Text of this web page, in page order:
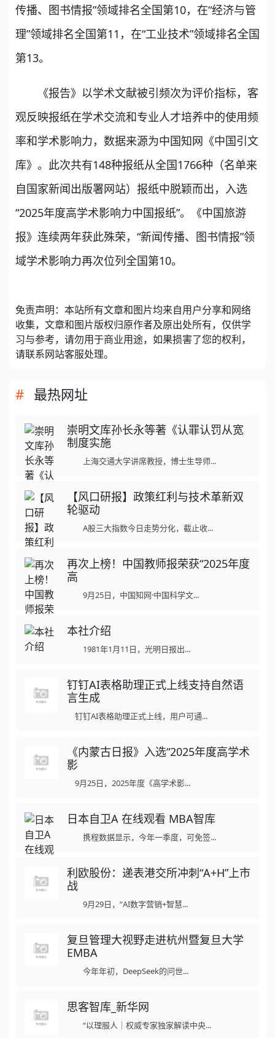
传播、图书情报”领域排名全国第10，在“经济与管
理”领域排名全国第11，在“工业技术”领域排名全国
第13。
《报告》以学术文献被引频次为评价指标，客
观反映报纸在学术交流和专业人才培养中的使用频
率和学术影响力，数据来源为中国知网《中国引文
库》。此次共有148种报纸从全国1766种（名单来
自国家新闻出版署网站）报纸中脱颖而出，入选
“2025年度高学术影响力中国报纸”。《中国旅游
报》连续两年获此殊荣，“新闻传播、图书情报”领
域学术影响力再次位列全国第10。
免责声明：本站所有文章和图片均来自用户分享和网络
收集，文章和图片版权归原作者及原出处所有，仅供学
习与参考，请勿用于商业用途，如果损害了您的权利，
请联系网站客服处理。
最热网址
崇明文库孙长永等著《认罪认罚从宽
制度实施
上海交通大学讲席教授，博士生导师...
【风口研报】政策红利与技术革新双
轮驱动
A股三大指数今日走势分化，截止收...
再次上榜！中国教师报荣获“2025年度
高
9月25日，中国知网·中国科学文...
本社介绍
1981年1月11日，光明日报出...
钉钉AI表格助理正式上线支持自然语
言生成
钉钉AI表格助理正式上线，用户可通...
《内蒙古日报》入选“2025年度高学术
影
9月25日，2025年度《高学术影...
日本自卫A 在线观看 MBA智库
携程数据显示，今年一季度，可免签...
利欧股份：递表港交所冲刺“A+H”上市
战
9月29日，“AI数字营销+智慧...
复旦管理大视野走进杭州暨复旦大学
EMBA
今年年初，DeepSeek的问世...
思客智库_新华网
“以理服人｜权威专家独家解读中央...